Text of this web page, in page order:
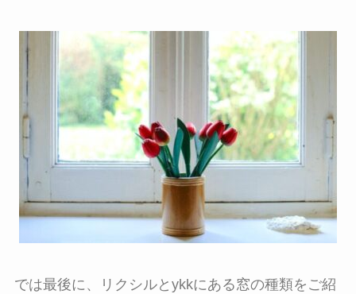
では最後に、リクシルとykkにある窓の種類をご紹